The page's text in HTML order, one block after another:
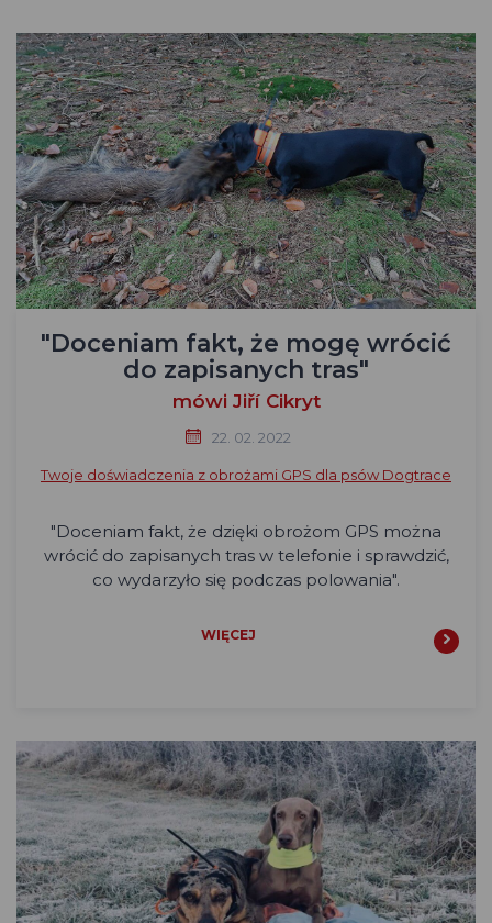
"Doceniam fakt, że mogę wrócić
do zapisanych tras"
mówi Jiří Cikryt
22. 02. 2022
Twoje doświadczenia z obrożami GPS dla psów Dogtrace
"Doceniam fakt, że dzięki obrożom GPS można
wrócić do zapisanych tras w telefonie i sprawdzić,
co wydarzyło się podczas polowania".
WIĘCEJ